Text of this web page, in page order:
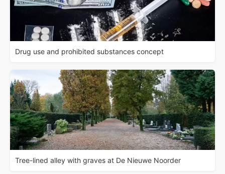
Drug use and prohibited substances concept
Tree-lined alley with graves at De Nieuwe Noorder